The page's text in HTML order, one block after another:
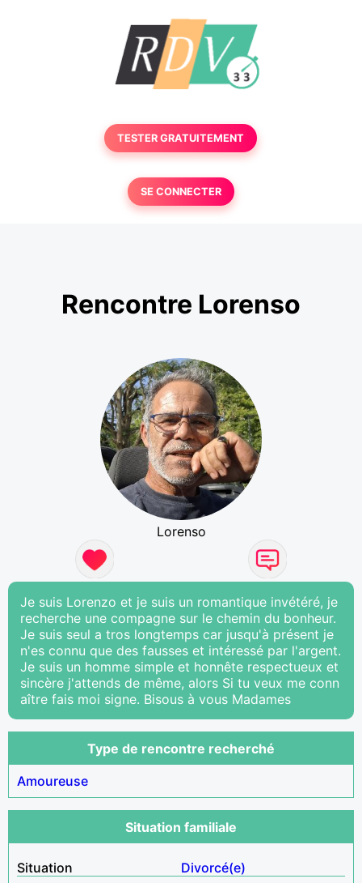
TESTER GRATUITEMENT
SE CONNECTER
Rencontre Lorenso
Lorenso
Je suis Lorenzo et je suis un romantique invétéré, je
recherche une compagne sur le chemin du bonheur.
Je suis seul a tros longtemps car jusqu'à présent je
n'es connu que des fausses et intéressé par l'argent.
Je suis un homme simple et honnête respectueux et
sincère j'attends de même, alors Si tu veux me conn
aître fais moi signe. Bisous à vous Madames
Type de rencontre recherché
Amoureuse
Situation familiale
Situation
Divorcé(e)